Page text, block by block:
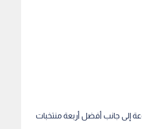
إلى جانب أفضل أربعة منتخبات